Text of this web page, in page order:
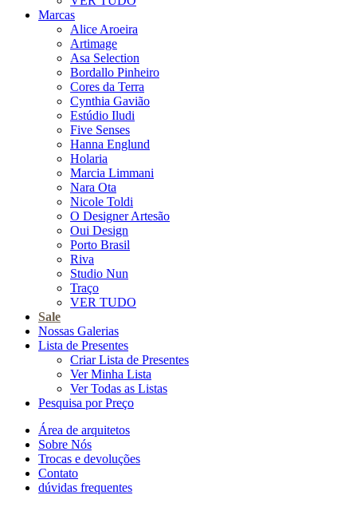
Marcas
Alice Aroeira
Artimage
Asa Selection
Bordallo Pinheiro
Cores da Terra
Cynthia Gavião
Estúdio Iludi
Five Senses
Hanna Englund
Holaria
Marcia Limmani
Nara Ota
Nicole Toldi
O Designer Artesão
Oui Design
Porto Brasil
Riva
Studio Nun
Traço
VER TUDO
Sale
Nossas Galerias
Lista de Presentes
Criar Lista de Presentes
Ver Minha Lista
Ver Todas as Listas
Pesquisa por Preço
Área de arquitetos
Sobre Nós
Trocas e devoluções
Contato
dúvidas frequentes